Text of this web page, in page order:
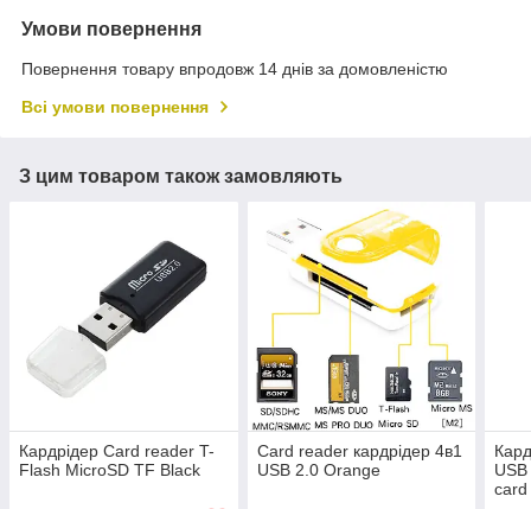
Умови повернення
Повернення товару впродовж 14 днів за домовленістю
Всі умови повернення
З цим товаром також замовляють
Кардрідер Card reader T-
Flash MicroSD TF Black
Card reader кардрідер 4в1
USB 2.0 Orange
card